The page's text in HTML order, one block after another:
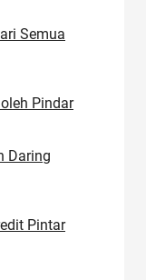
Semua
Pindar
Daring
Pintar